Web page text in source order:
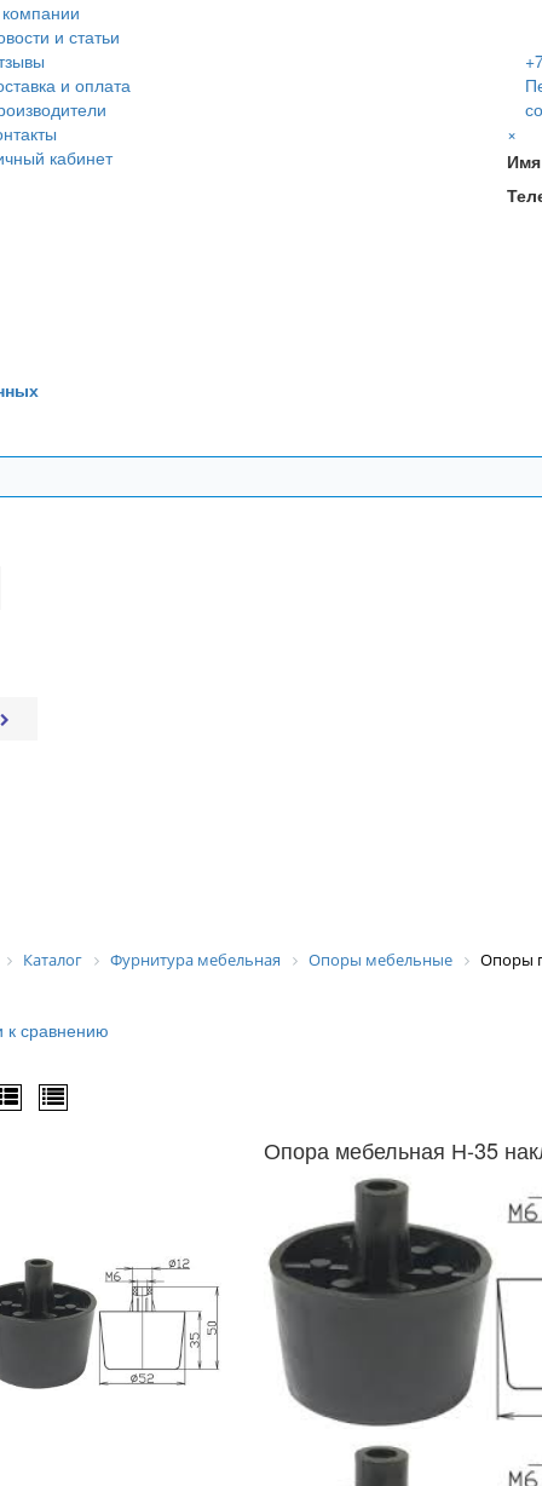
и статьи
и оплата
кабинет
×
Имя
Каталог Фурнитура мебельная Опоры мебельные Опоры
к сравнению
Опора мебельная Н-35